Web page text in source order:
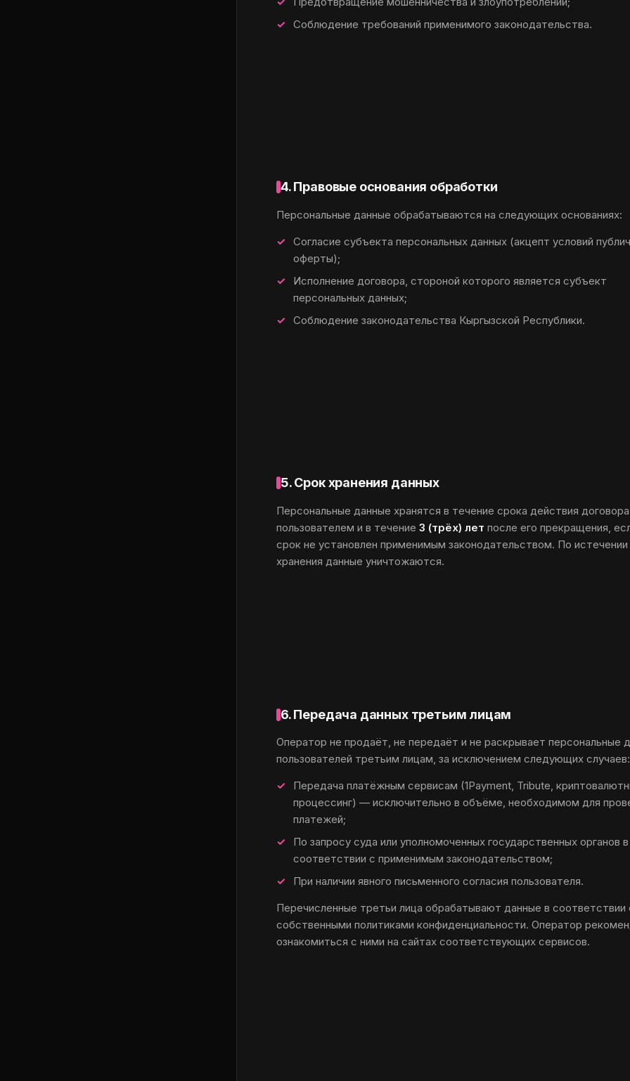
Соблюдение требований применимого законодательства.
4. Правовые основания обработки
Персональные данные обрабатываются на следующих основаниях:
Согласие субъекта персональных данных (акцепт условий
оферты);
Исполнение договора, стороной которого является субъект
персональных данных;
Соблюдение законодательства Кыргызской Республики.
5. Срок хранения данных
Персональные данные хранятся в течение срока действия
пользователем и в течение 3 (трёх) лет после его прекращения,
срок не установлен применимым законодательством. По
хранения данные уничтожаются.
6. Передача данных третьим лицам
Оператор не продаёт, не передаёт и не раскрывает персональные
пользователей третьим лицам, за исключением следующих случаев:
Передача платёжным сервисам (1Payment, Tribute,
процессинг) — исключительно в объёме, необходимом для
платежей;
По запросу суда или уполномоченных государственных органов в
соответствии с применимым законодательством;
При наличии явного письменного согласия пользователя.
Перечисленные третьи лица обрабатывают данные в соответствии
собственными политиками конфиденциальности. Оператор
ознакомиться с ними на сайтах соответствующих сервисов.